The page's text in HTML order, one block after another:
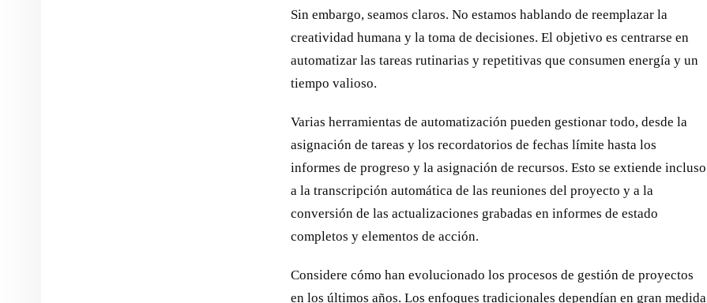
Sin embargo, seamos claros. No estamos hablando de reemplazar la
creatividad humana y la toma de decisiones. El objetivo es centrarse en
automatizar las tareas rutinarias y repetitivas que consumen energía y un
tiempo valioso.
Varias herramientas de automatización pueden gestionar todo, desde la
asignación de tareas y los recordatorios de fechas límite hasta los
informes de progreso y la asignación de recursos. Esto se extiende incluso
a la transcripción automática de las reuniones del proyecto y a la
conversión de las actualizaciones grabadas en informes de estado
completos y elementos de acción.
Considere cómo han evolucionado los procesos de gestión de proyectos
en los últimos años. Los enfoques tradicionales dependían en gran medida